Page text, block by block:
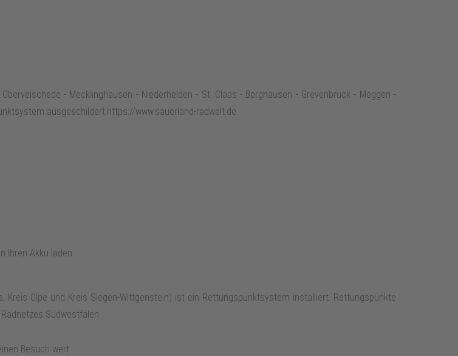
- Mecklinghausen - Niederhelden - St. Claas - Borghausen - Grevenbrück - Meggen -
ausgeschildert:https://www.sauerland-radwelt.de
Ihren Akku laden.
Kreis Olpe und Kreis Siegen-Wittgenstein) ist ein Rettungspunktsystem installiert. Rettungspunkte
Südwestfalen.
Besuch wert.